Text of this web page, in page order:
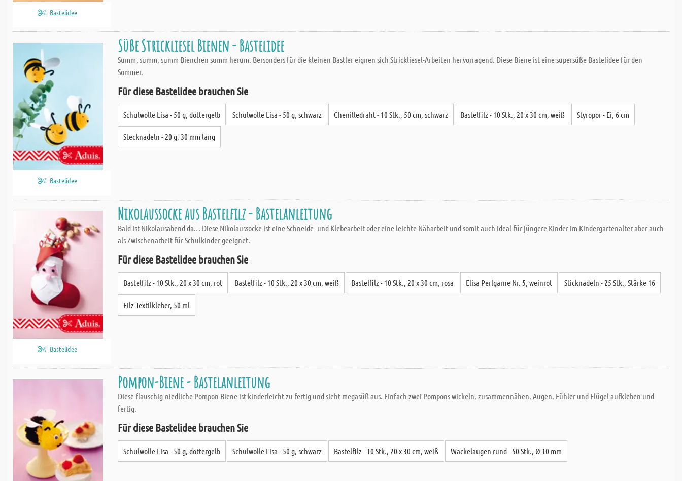
Bastelidee
Bastelidee
Süße Strickliesel Bienen - Bastelidee
Summ, summ, summ Bienchen summ herum. Bersonders für die kleinen Bastler eignen sich Strickliesel-Arbeiten hervorragend. Diese Biene ist eine supersüße Bastelidee für den
Sommer.
Für diese Bastelidee brauchen Sie
Schulwolle Lisa - 50 g, dottergelb Schulwolle Lisa - 50 g, schwarz Chenilledraht - 10 Stk., 50 cm, schwarz Bastelfilz - 10 Stk., 20 x 30 cm, weiß Styropor - Ei, 6 cm
Stecknadeln - 20 g, 30 mm lang
Bastelidee
Nikolaussocke aus Bastelfilz - Bastelanleitung
Bald ist Nikolausabend da… Diese Nikolaussocke ist eine Schneide- und Klebearbeit oder eine leichte Näharbeit und somit auch ideal für jüngere Kinder im Kindergartenalter aber auch
als Zwischenarbeit für Schulkinder geeignet.
Für diese Bastelidee brauchen Sie
Bastelfilz - 10 Stk., 20 x 30 cm, rot Bastelfilz - 10 Stk., 20 x 30 cm, weiß Bastelfilz - 10 Stk., 20 x 30 cm, rosa Elisa Perlgarne Nr. 5, weinrot Sticknadeln - 25 Stk., Stärke 16
Filz-Textilkleber, 50 ml
Pompon-Biene - Bastelanleitung
Diese flauschig-niedliche Pompon Biene ist kinderleicht zu fertig und sieht megasüß aus. Einfach zwei Pompons wickeln, zusammennähen, Augen, Fühler und Flügel aufkleben und
fertig.
Für diese Bastelidee brauchen Sie
Schulwolle Lisa - 50 g, dottergelb Schulwolle Lisa - 50 g, schwarz Bastelfilz - 10 Stk., 20 x 30 cm, weiß Wackelaugen rund - 50 Stk., Ø 10 mm